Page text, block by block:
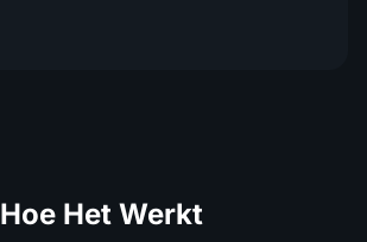
Hoe Het Werkt